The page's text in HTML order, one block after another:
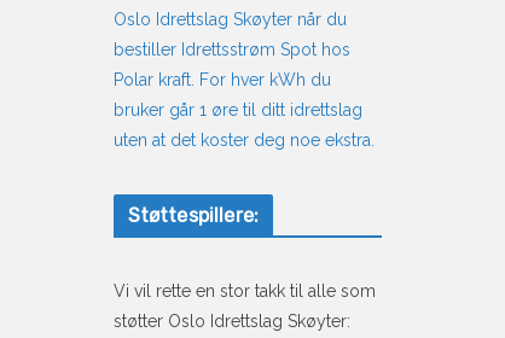
Oslo Idrettslag Skøyter når du
bestiller Idrettsstrøm Spot hos
Polar kraft. For hver kWh du
bruker går 1 øre til ditt idrettslag
uten at det koster deg noe ekstra.
Støttespillere:
Vi vil rette en stor takk til alle som
støtter Oslo Idrettslag Skøyter: